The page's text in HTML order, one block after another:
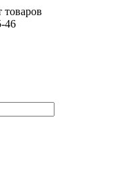
товаров
46